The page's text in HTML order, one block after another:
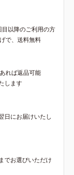
以降のご利用の方
で、送料無料
れば返品可能
します
日にお届けいたし
でお選びいただけ